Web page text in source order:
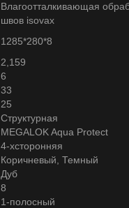
Влагоотталкивающая
швов isovax
1285*280*8
2,159
6
33
25
Структурная
MEGALOK Aqua Protect
4-хсторонняя
Коричневый, Темный
Дуб
8
1-полосный